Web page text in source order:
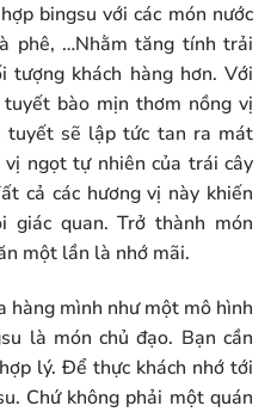
bingsu với các món nước
phê, …Nhằm tăng tính trải
tượng khách hàng hơn. Với
bào mịn thơm nồng vị
tuyết sẽ lập tức tan ra mát
ngọt tự nhiên của trái cây
cả các hương vị này khiến
giác quan. Trở thành món
một lần là nhớ mãi.
hàng mình như một mô hình
là món chủ đạo. Bạn cần
lý. Để thực khách nhớ tới
Chứ không phải một quán